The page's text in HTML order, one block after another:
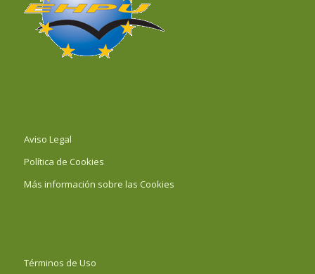
Aviso Legal
Política de Cookies
Más información sobre las Cookies
Términos de Uso